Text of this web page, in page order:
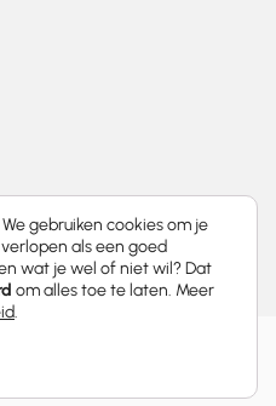
We gebruiken cookies om je
als een goed
wat je wel of niet wil? Dat
om alles toe te laten. Meer
.